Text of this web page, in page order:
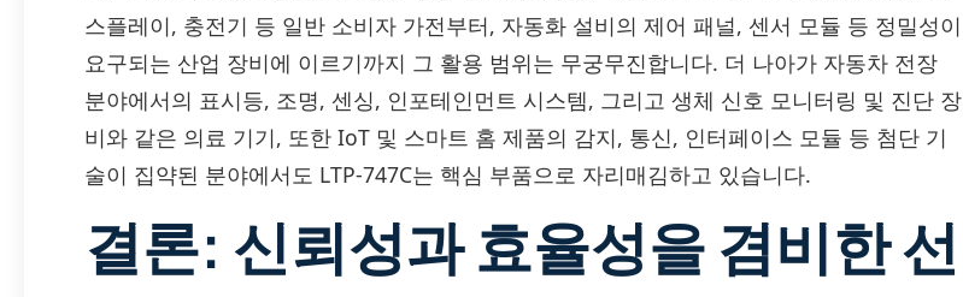
스플레이, 충전기 등 일반 소비자 가전부터, 자동화 설비의 제어 패널, 센서 모듈 등 정밀성이
요구되는 산업 장비에 이르기까지 그 활용 범위는 무궁무진합니다. 더 나아가 자동차 전장
분야에서의 표시등, 조명, 센싱, 인포테인먼트 시스템, 그리고 생체 신호 모니터링 및 진단 장
비와 같은 의료 기기, 또한 IoT 및 스마트 홈 제품의 감지, 통신, 인터페이스 모듈 등 첨단 기
술이 집약된 분야에서도 LTP-747C는 핵심 부품으로 자리매김하고 있습니다.
결론: 신뢰성과 효율성을 겸비한 선